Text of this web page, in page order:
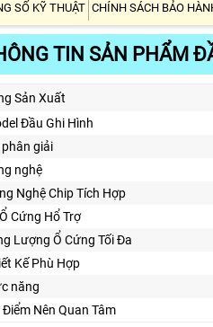
SỐ KỸ THUẬT CHÍNH SÁCH BẢO
TIN SẢN PHẨM
Sản Xuất
Đầu Ghi Hình
giải
nghệ
Nghệ Chip Tích Hợp
Cứng Hổ Trợ
Lượng Ổ Cứng Tối Đa
Kế Phù Hợp
năng
Điểm Nên Quan Tâm